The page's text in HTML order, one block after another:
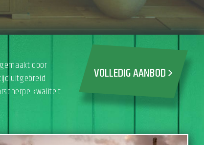
door
uitgebreid
kwaliteit
VOLLEDIG AANBOD